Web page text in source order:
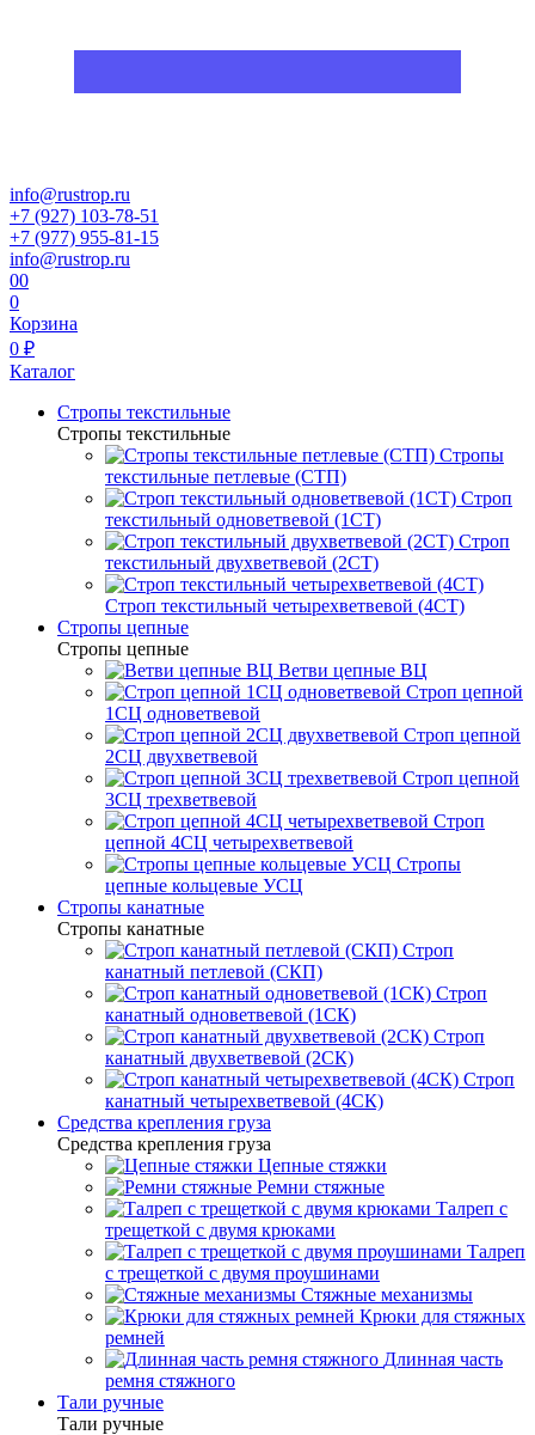
info@rustrop.ru
+7 (927) 103-78-51
+7 (977) 955-81-15
info@rustrop.ru
00
0
Корзина
0 ₽
Каталог
Стропы текстильные
Стропы текстильные
Стропы
текстильные петлевые (СТП)
Строп
текстильный одноветвевой (1СТ)
Строп
текстильный двухветвевой (2СТ)
Строп текстильный четырехветвевой (4СТ)
Стропы цепные
Стропы цепные
Ветви цепные ВЦ
Строп цепной
1СЦ одноветвевой
Строп цепной
2СЦ двухветвевой
Строп цепной
3СЦ трехветвевой
Строп
цепной 4СЦ четырехветвевой
Стропы
цепные кольцевые УСЦ
Стропы канатные
Стропы канатные
Строп
канатный петлевой (СКП)
Строп
канатный одноветвевой (1СК)
Строп
канатный двухветвевой (2СК)
Строп
канатный четырехветвевой (4СК)
Средства крепления груза
Средства крепления груза
Цепные стяжки
Ремни стяжные
Талреп с
трещеткой с двумя крюками
Талреп
с трещеткой с двумя проушинами
Стяжные механизмы
Крюки для стяжных
ремней
Длинная часть
ремня стяжного
Тали ручные
Тали ручные